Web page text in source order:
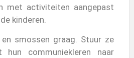
kinderen
tot 17 jaar
met activiteiten aangepast
kinderen.
smossen graag. Stuur ze
communiekleren naar